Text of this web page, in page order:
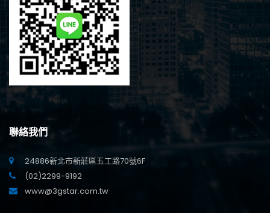
聯絡我們
24886新北市新莊區五工路70號6F
(02)2299-9192
www@3gstar.com.tw